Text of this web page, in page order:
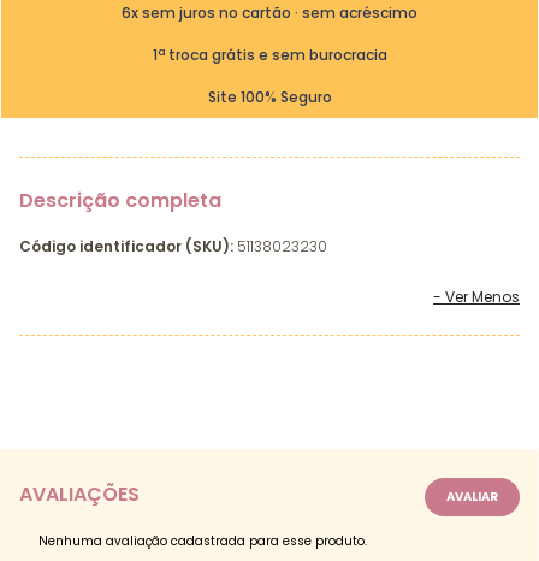
6x sem juros no cartão · sem acréscimo
1ª troca grátis e sem burocracia
Site 100% Seguro
Descrição completa
Código identificador (SKU): 51138023230
AVALIAÇÕES
Nenhuma avaliação cadastrada para esse produto.